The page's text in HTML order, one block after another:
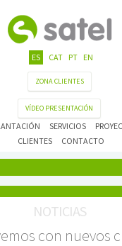
ES CAT PT EN
ZONA CLIENTES
VÍDEO PRESENTACIÓN
SERVICIOS
CLIENTES
CONTACTO
NOTICIAS
con nuevos